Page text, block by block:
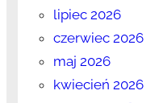
lipiec 2026
czerwiec 2026
maj 2026
kwiecień 2026